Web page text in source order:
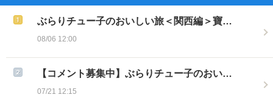
ぶらりチュー子のおいしい旅＜関西編＞寶…
08/06 12:00
【コメント募集中】ぶらりチュー子のおい…
07/21 12:15